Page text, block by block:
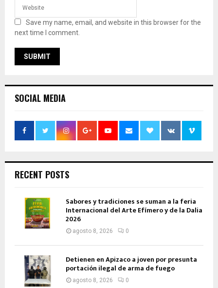
Save my name, email, and website in this browser for the
next time I comment.
SOCIAL MEDIA
RECENT POSTS
Sabores y tradiciones se suman a la feria
Internacional del Arte Efímero y de la Dalia
2026
agosto 8, 2026 0
Detienen en Apizaco a joven por presunta
portación ilegal de arma de fuego
agosto 8, 2026 0